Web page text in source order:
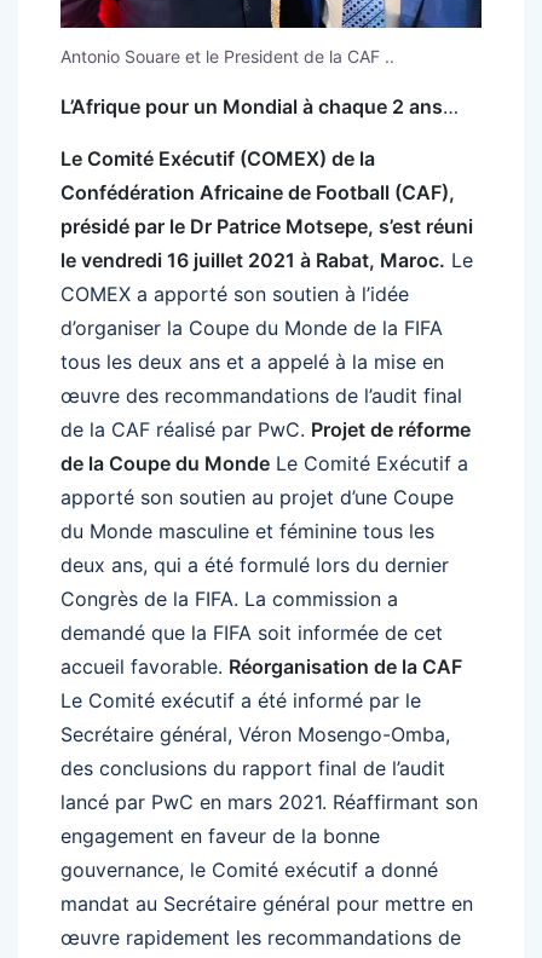
Antonio Souare et le President de la CAF ..
L’Afrique pour un Mondial à chaque 2 ans…
Le Comité Exécutif (COMEX) de la
Confédération Africaine de Football (CAF),
présidé par le Dr Patrice Motsepe, s’est réuni
le vendredi 16 juillet 2021 à Rabat, Maroc. Le
COMEX a apporté son soutien à l’idée
d’organiser la Coupe du Monde de la FIFA
tous les deux ans et a appelé à la mise en
œuvre des recommandations de l’audit final
de la CAF réalisé par PwC. Projet de réforme
de la Coupe du Monde Le Comité Exécutif a
apporté son soutien au projet d’une Coupe
du Monde masculine et féminine tous les
deux ans, qui a été formulé lors du dernier
Congrès de la FIFA. La commission a
demandé que la FIFA soit informée de cet
accueil favorable. Réorganisation de la CAF
Le Comité exécutif a été informé par le
Secrétaire général, Véron Mosengo-Omba,
des conclusions du rapport final de l’audit
lancé par PwC en mars 2021. Réaffirmant son
engagement en faveur de la bonne
gouvernance, le Comité exécutif a donné
mandat au Secrétaire général pour mettre en
œuvre rapidement les recommandations de